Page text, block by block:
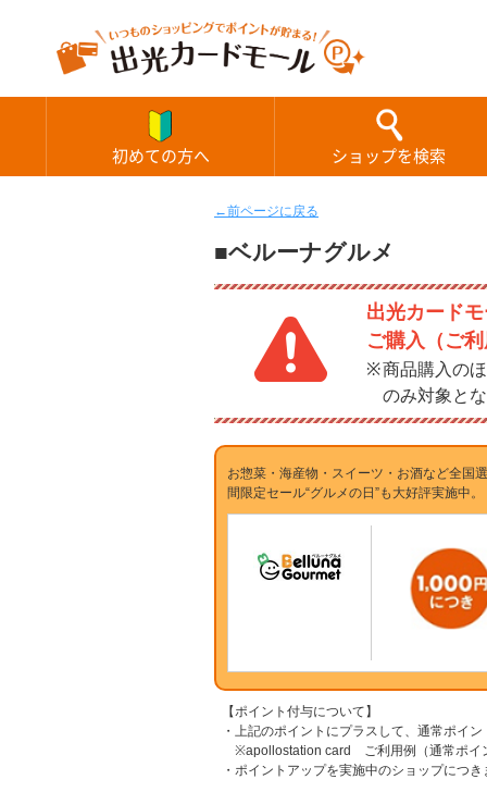
初めての方へ ショップを検索
←前ページに戻る
■ベルーナグルメ
出光カード
ご購入（ご
商品購入の
のみ対象と
お惣菜・海産物・スイーツ・お酒など全国
間限定セール“グルメの日”も大好評実施中。
【ポイント付与について】
・上記のポイントにプラスして、通常ポイ
※apollostation card ご利用例（通常ポイ
・ポイントアップを実施中のショップにつ